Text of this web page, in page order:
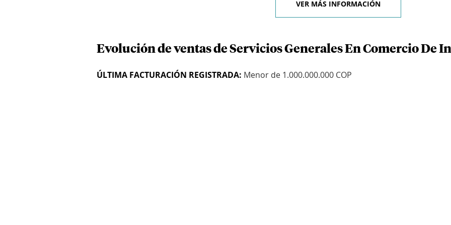
VER MÁS INFORMACIÓN
Evolución de ventas de Servicios Generales En Comercio De
ÚLTIMA FACTURACIÓN REGISTRADA: Menor de 1.000.000.000 COP